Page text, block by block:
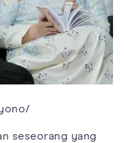
seseorang yang